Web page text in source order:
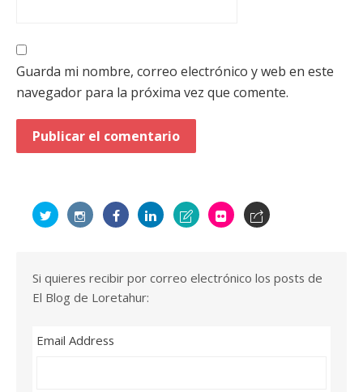
Guarda mi nombre, correo electrónico y web en este
navegador para la próxima vez que comente.
Si quieres recibir por correo electrónico los posts de
El Blog de Loretahur:
Email Address